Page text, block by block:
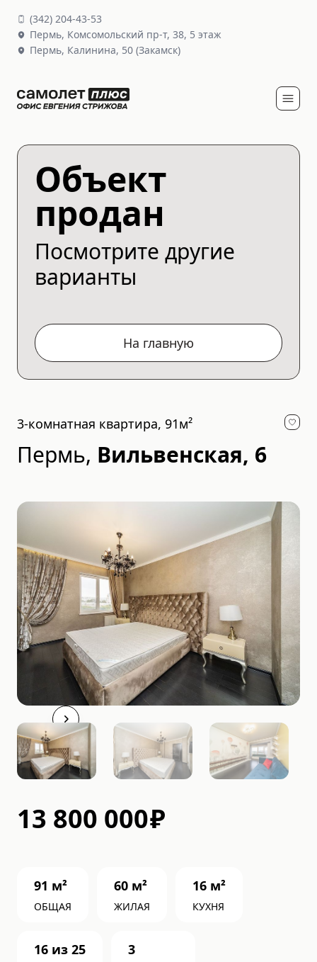
(342) 204-43-53
Пермь, Комсомольский пр-т, 38, 5 этаж
Пермь, Калинина, 50 (Закамск)
Объект
продан
Посмотрите другие
варианты
На главную
3-комнатная квартира, 91м²
Пермь, Вильвенская, 6
13 800 000₽
91 м²
ОБЩАЯ
60 м²
ЖИЛАЯ
16 м²
КУХНЯ
16 из 25 3